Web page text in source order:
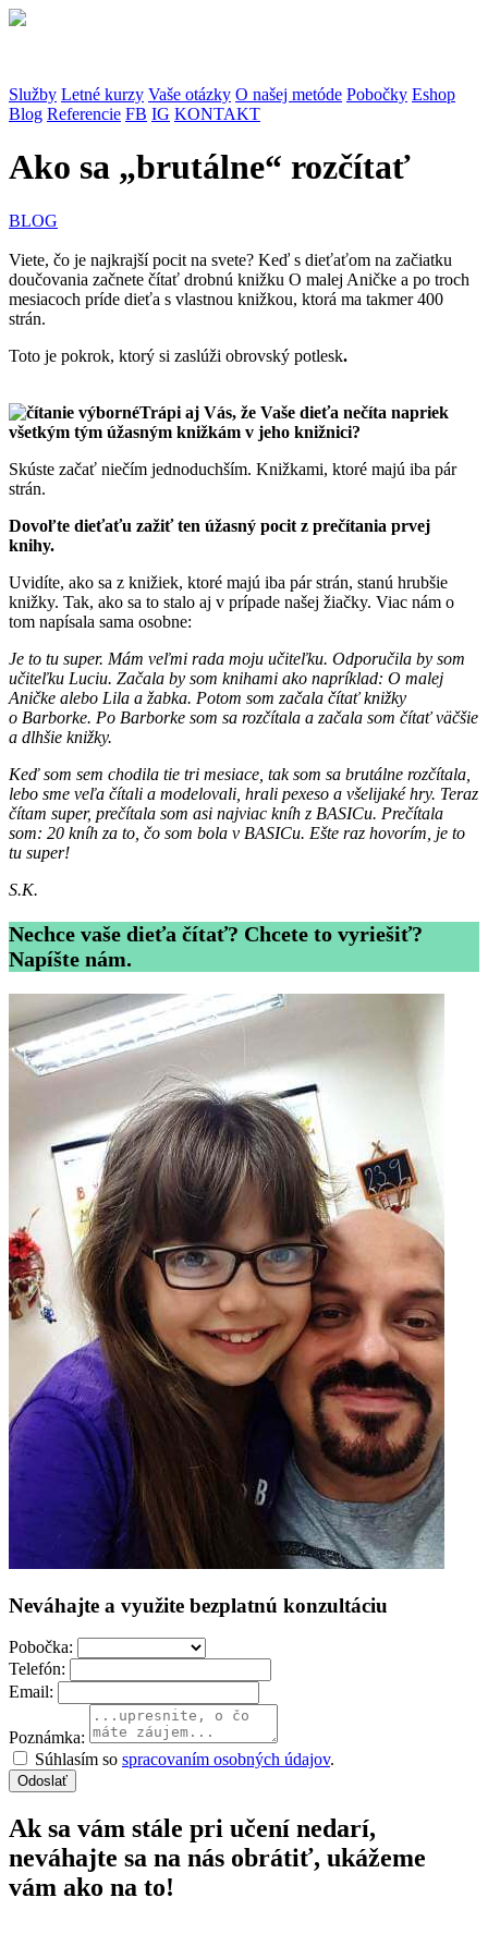
Služby Letné kurzy Vaše otázky O našej metóde Pobočky Eshop
Blog Referencie FB IG KONTAKT
Ako sa „brutálne“ rozčítať
BLOG
Viete, čo je najkrajší pocit na svete? Keď s dieťaťom na začiatku
doučovania začnete čítať drobnú knižku O malej Aničke a po troch
mesiacoch príde dieťa s vlastnou knižkou, ktorá ma takmer 400
strán.
Toto je pokrok, ktorý si zaslúži obrovský potlesk.
Trápi aj Vás, že Vaše dieťa nečíta napriek
všetkým tým úžasným knižkám v jeho knižnici?
Skúste začať niečím jednoduchším. Knižkami, ktoré majú iba pár
strán.
Dovoľte dieťaťu zažiť ten úžasný pocit z prečítania prvej
knihy.
Uvidíte, ako sa z knižiek, ktoré majú iba pár strán, stanú hrubšie
knižky. Tak, ako sa to stalo aj v prípade našej žiačky. Viac nám o
tom napísala sama osobne:
Je to tu super. Mám veľmi rada moju učiteľku. Odporučila by som
učiteľku Luciu. Začala by som knihami ako napríklad: O malej
Aničke alebo Lila a žabka. Potom som začala čítať knižky
o Barborke. Po Barborke som sa rozčítala a začala som čítať väčšie
a dlhšie knižky.
Keď som sem chodila tie tri mesiace, tak som sa brutálne rozčítala,
lebo sme veľa čítali a modelovali, hrali pexeso a všelijaké hry. Teraz
čítam super, prečítala som asi najviac kníh z BASICu. Prečítala
som: 20 kníh za to, čo som bola v BASICu. Ešte raz hovorím, je to
tu super!
S.K.
Nechce vaše dieťa čítať? Chcete to vyriešiť?
Napíšte nám.
Neváhajte a využite bezplatnú konzultáciu
Pobočka:
Telefón:
Email:
Poznámka:
Súhlasím so spracovaním osobných údajov.
Odoslať
Ak sa vám stále pri učení nedarí,
neváhajte sa na nás obrátiť, ukážeme
vám ako na to!